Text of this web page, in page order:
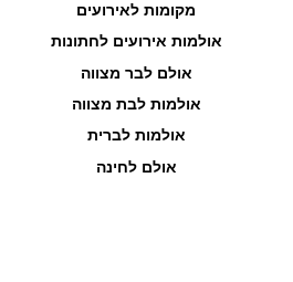
מקומות לאירועים
אולמות אירועים לחתונות
אולם לבר מצווה
אולמות לבת מצווה
אולמות לברית
אולם לחינה